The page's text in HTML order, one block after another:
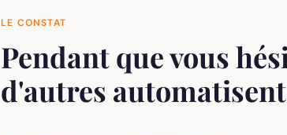
LE CONSTAT
Pendant que vous
d'autres